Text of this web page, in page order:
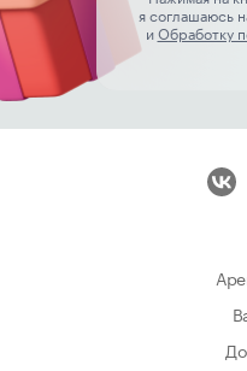
я соглашаюсь
иОбработку